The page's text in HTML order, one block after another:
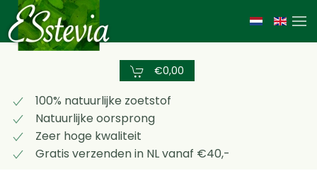
Skip
to
€0,00
100% natuurlijke zoetstof
Natuurlijke oorsprong
Zeer hoge kwaliteit
Gratis verzenden in NL vanaf €40,-